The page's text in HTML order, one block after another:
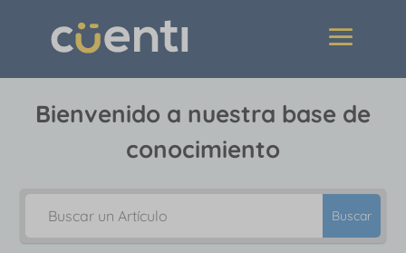
Bienvenido a nuestra base de
conocimiento
Buscar